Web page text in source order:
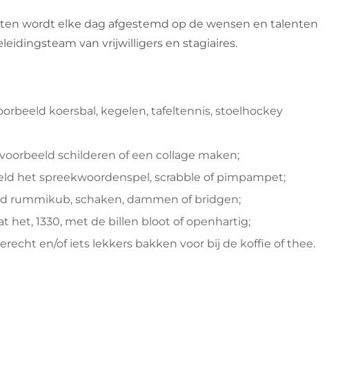
wordt elke dag afgestemd op de wensen en talenten
van vrijwilligers en stagiaires.
koersbal, kegelen, tafeltennis, stoelhockey
schilderen of een collage maken;
het spreekwoordenspel, scrabble of pimpampet;
rummikub, schaken, dammen of bridgen;
het, 1330, met de billen bloot of openhartig;
en/of iets lekkers bakken voor bij de koffie of thee.